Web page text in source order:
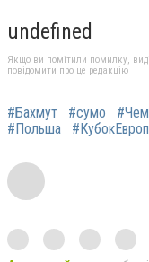
undefined
Якщо ви помітили помилку,
повідомити про це редакцію
#Бахмут #сумо
#Польша